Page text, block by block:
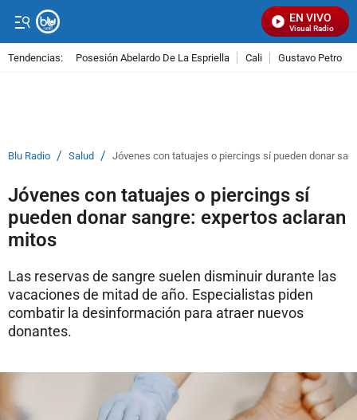
EN VIVO
Señal Visual Radio
Tendencias: Posesión Abelardo De La Espriella Cali Gustavo Petro
Blu Radio / Salud / Jóvenes con tatuajes o piercings sí pueden donar
Jóvenes con tatuajes o piercings sí
pueden donar sangre: expertos aclaran
mitos
Las reservas de sangre suelen disminuir durante las
vacaciones de mitad de año. Especialistas piden
combatir la desinformación para atraer nuevos
donantes.